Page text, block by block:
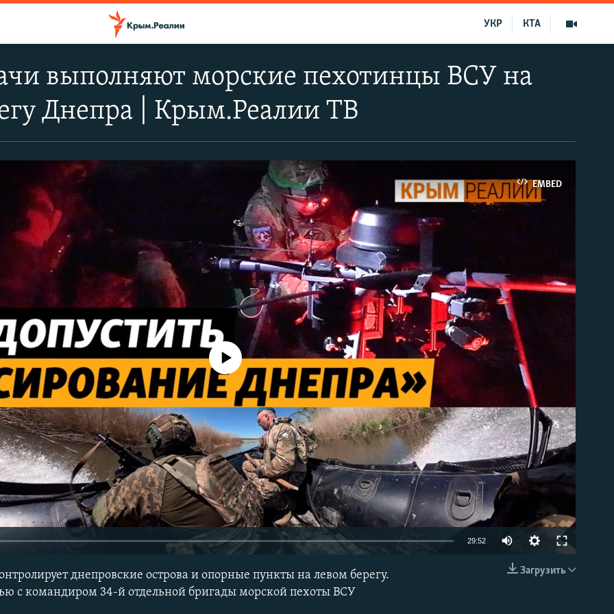
КТА
УКР
выполняют морские пехотинцы ВСУ на
Днепра | Крым.Реалии ТВ
EMBED
EMBED
No media source currently available
29:52
240p
Загрузить
днепровские острова и опорные пункты на левом берегу.
с командиром 34-й отдельной бригады морской пехоты ВСУ